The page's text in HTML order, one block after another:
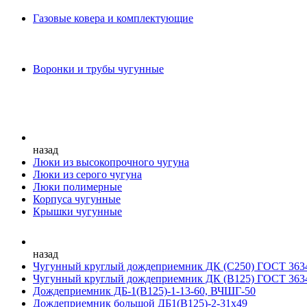
Газовые ковера и комплектующие
Воронки и трубы чугунные
назад
Люки из высокопрочного чугуна
Люки из серого чугуна
Люки полимерные
Корпуса чугунные
Крышки чугунные
назад
Чугунный круглый дождеприемник ДК (С250) ГОСТ
Чугунный круглый дождеприемник ДК (В125) ГОСТ
Дождеприемник ДБ-1(В125)-1-13-60, ВЧШГ-50
Дождеприемник большой ДБ1(В125)-2-31х49